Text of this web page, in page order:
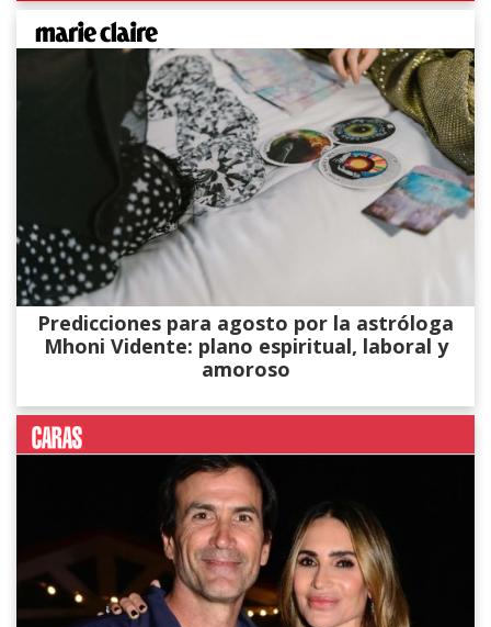
Predicciones para agosto por la astróloga
Mhoni Vidente: plano espiritual, laboral y
amoroso